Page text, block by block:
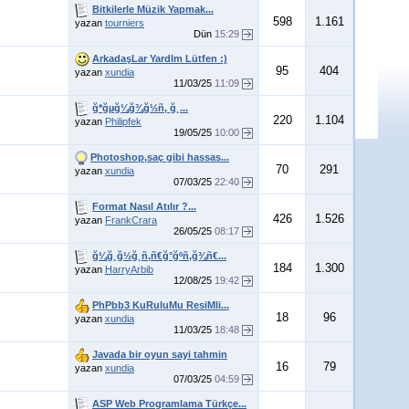
Bitkilerle Müzik Yapmak...
yazan tourniers
Dün 15:29
598 1.161
ArkadaşLar YardIm Lütfen :)
yazan xundia
11/03/25 11:09
95 404
ğ*ğµğ¼ğ¾ğ½ñ‚ ğ¸...
yazan Philipfek
19/05/25 10:00
220 1.104
Photoshop,saç gibi hassas...
yazan xundia
07/03/25 22:40
70 291
Format Nasıl Atılır ?...
yazan FrankCrara
26/05/25 08:17
426 1.526
ğ¼ğ¸ğ½ğ¸ñ‚ñ€ğ°ğºñ‚ğ¾ñ€...
yazan HarryArbib
12/08/25 19:42
184 1.300
PhPbb3 KuRuluMu ResiMli...
yazan xundia
11/03/25 18:48
18 96
Javada bir oyun sayi tahmin
yazan xundia
07/03/25 04:59
16 79
ASP Web Programlama Türkçe...